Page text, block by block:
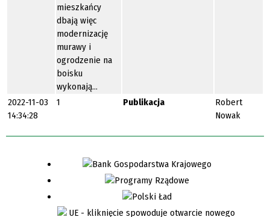
mieszkańcy
dbają więc
modernizację
murawy i
ogrodzenie na
boisku
wykonają…
2022-11-03
14:34:28
1 Publikacja
Robert
Nowak